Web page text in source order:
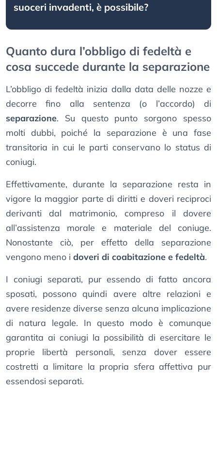
suoceri invadenti, è possibile?
Quanto dura l’obbligo di fedeltà e
cosa succede durante la separazione
L’obbligo di fedeltà inizia dalla data delle nozze e
decorre fino alla sentenza (o l’accordo) di
separazione. Su questo punto sorgono spesso
molti dubbi, poiché la separazione è una fase
transitoria in cui le parti conservano lo status di
coniugi.
Effettivamente, durante la separazione resta in
vigore la maggior parte di diritti e doveri reciproci
derivanti dal matrimonio, compreso il dovere
all’assistenza morale e materiale del coniuge.
Nonostante ciò, per effetto della separazione
vengono meno i doveri di coabitazione e fedeltà.
I coniugi separati, pur essendo di fatto ancora
sposati, possono quindi avere altre relazioni e
avere residenze diverse senza alcuna implicazione
di natura legale. In questo modo è comunque
garantita ai coniugi la possibilità di esercitare le
proprie libertà personali, senza dover essere
costretti a limitare la propria sfera affettiva pur
essendosi separati.